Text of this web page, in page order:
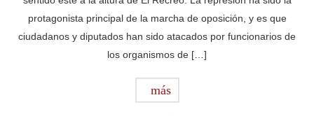
protagonista principal de la marcha de oposición, y es que
ciudadanos y diputados han sido atacados por funcionarios de
los organismos de […]
más